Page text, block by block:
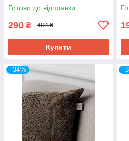
Готово до відправки
290 ₴ 494 ₴
Купити
–34%